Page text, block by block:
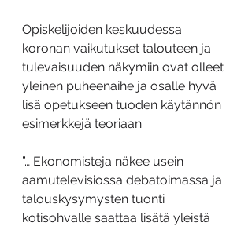
Opiskelijoiden keskuudessa
koronan vaikutukset talouteen ja
tulevaisuuden näkymiin ovat olleet
yleinen puheenaihe ja osalle hyvä
lisä opetukseen tuoden käytännön
esimerkkejä teoriaan.
”… Ekonomisteja näkee usein
aamutelevisiossa debatoimassa ja
talouskysymysten tuonti
kotisohvalle saattaa lisätä yleistä